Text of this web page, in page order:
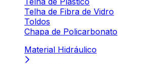
Telha de Fibra de Vidro
Toldos
Chapa de Policarbonato
Material Hidráulico